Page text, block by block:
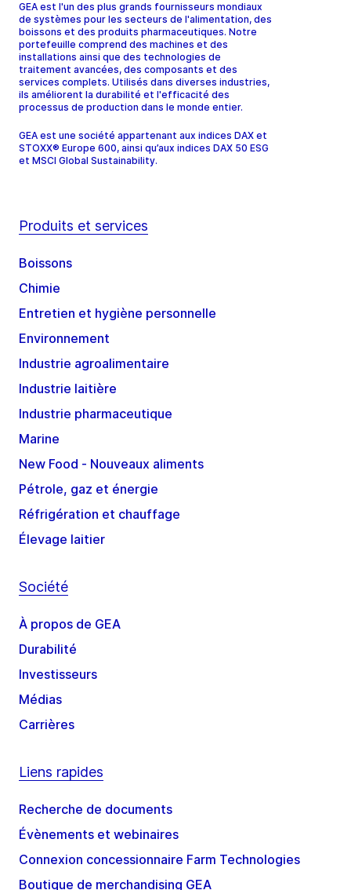
GEA est l'un des plus grands fournisseurs mondiaux
de systèmes pour les secteurs de l'alimentation, des
boissons et des produits pharmaceutiques. Notre
portefeuille comprend des machines et des
installations ainsi que des technologies de
traitement avancées, des composants et des
services complets. Utilisés dans diverses industries,
ils améliorent la durabilité et l'efficacité des
processus de production dans le monde entier.
GEA est une société appartenant aux indices DAX et
STOXX® Europe 600, ainsi qu’aux indices DAX 50 ESG
et MSCI Global Sustainability.
Produits et services
Boissons
Chimie
Entretien et hygiène personnelle
Environnement
Industrie agroalimentaire
Industrie laitière
Industrie pharmaceutique
Marine
New Food - Nouveaux aliments
Pétrole, gaz et énergie
Réfrigération et chauffage
Élevage laitier
Société
À propos de GEA
Durabilité
Investisseurs
Médias
Carrières
Liens rapides
Recherche de documents
Évènements et webinaires
Connexion concessionnaire Farm Technologies
Boutique de merchandising GEA